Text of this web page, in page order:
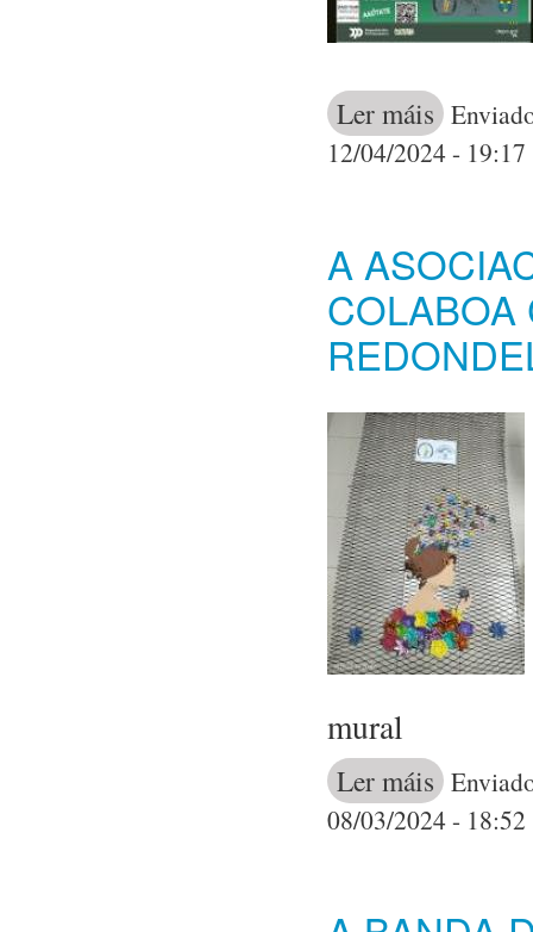
Ler máis acerca de II
12/04/2024 - 19:17
A
COLABOA
mural
Ler máis acerca de a
08/03/2024 - 18:52